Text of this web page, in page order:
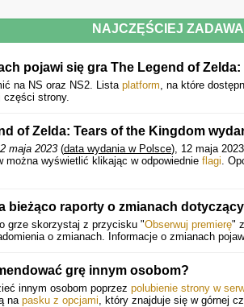
NAJCZĘŚCIEJ
pojawi się gra The Legend of
na NS oraz NS2. Lista platform, na które
części strony.
of Zelda: Tears of the Kingdom
maja 2023 (data wydania w Polsce), 12 maja
można wyświetlić klikając w odpowiednie flagi.
bieżąco raporty o zmianach
grze skorzystaj z przycisku "Obserwuj premierę"
o zmianach. Informacje o zmianach
grę innym osobom?
innym osobom poprzez polubienie strony w
napasku z opcjami, który znajduje się w górnej